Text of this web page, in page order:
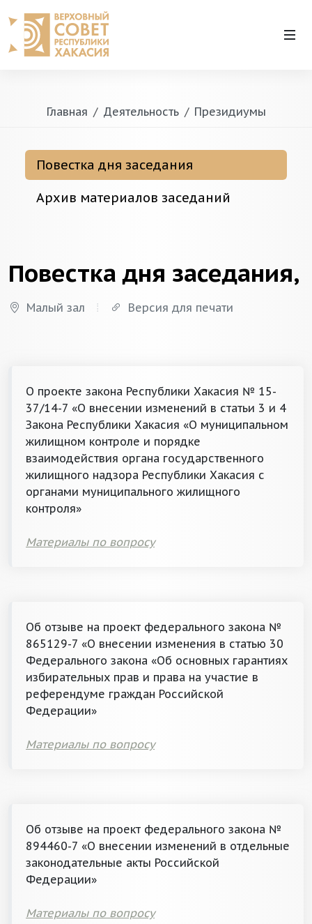
Главная Деятельность Президиумы
Повестка дня заседания
Архив материалов заседаний
Повестка дня заседания,
Малый зал Версия для печати
О проекте закона Республики Хакасия № 15-
37/14-7 «О внесении изменений в статьи 3 и 4
Закона Республики Хакасия «О муниципальном
жилищном контроле и порядке
взаимодействия органа государственного
жилищного надзора Республики Хакасия с
органами муниципального жилищного
контроля»
Материалы по вопросу
Об отзыве на проект федерального закона №
865129-7 «О внесении изменения в статью 30
Федерального закона «Об основных гарантиях
избирательных прав и права на участие в
референдуме граждан Российской
Федерации»
Материалы по вопросу
Об отзыве на проект федерального закона №
894460-7 «О внесении изменений в отдельные
законодательные акты Российской
Федерации»
Материалы по вопросу